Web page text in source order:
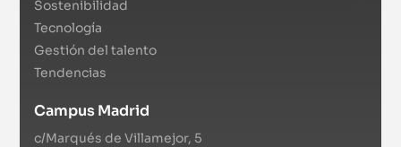
Sostenibilidad
Tecnología
Gestión del talento
Tendencias
Campus Madrid
c/Marqués de Villamejor, 5